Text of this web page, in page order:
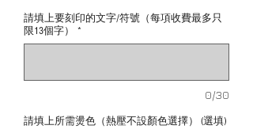
請填上要刻印的文字/符號（每項收費最多只
限13個字）
*
0/30
請填上所需燙色（熱壓不設顏色選擇） (選填)